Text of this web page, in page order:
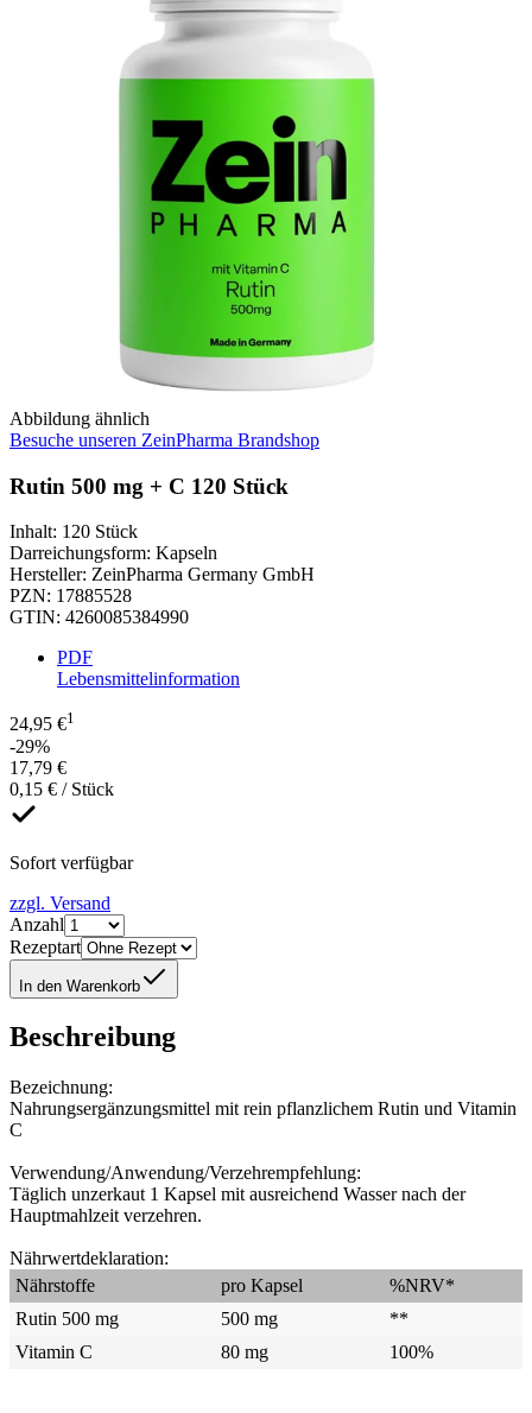
Abbildung ähnlich
Besuche unseren ZeinPharma Brandshop
Rutin 500 mg + C 120 Stück
Inhalt: 120 Stück
Darreichungsform: Kapseln
Hersteller: ZeinPharma Germany GmbH
PZN: 17885528
GTIN: 4260085384990
PDF
Lebensmittelinformation
24,95 €1
-29%
17,79 €
0,15 € / Stück
Sofort verfügbar
zzgl. Versand
Anzahl
Rezeptart
In den Warenkorb
Beschreibung
Bezeichnung:
Nahrungsergänzungsmittel mit rein pflanzlichem Rutin und Vitamin
C
Verwendung/Anwendung/Verzehrempfehlung:
Täglich unzerkaut 1 Kapsel mit ausreichend Wasser nach der
Hauptmahlzeit verzehren.
Nährwertdeklaration:
Nährstoffe
pro Kapsel
%NRV*
Rutin 500 mg
500 mg
**
Vitamin C
80 mg 100%